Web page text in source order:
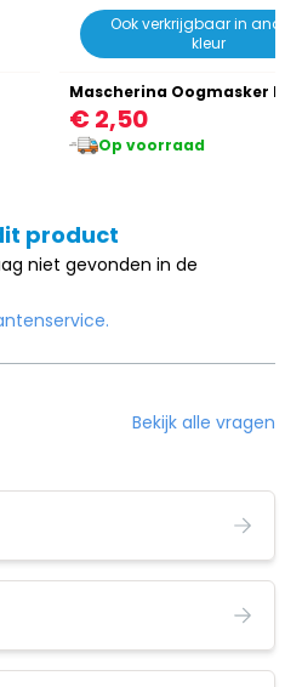
Ook verkrijgbaar in
kleur
Mascherina Oogmasker
€ 2,50
Op voorraad
product
niet gevonden in de
Bekijk alle vragen